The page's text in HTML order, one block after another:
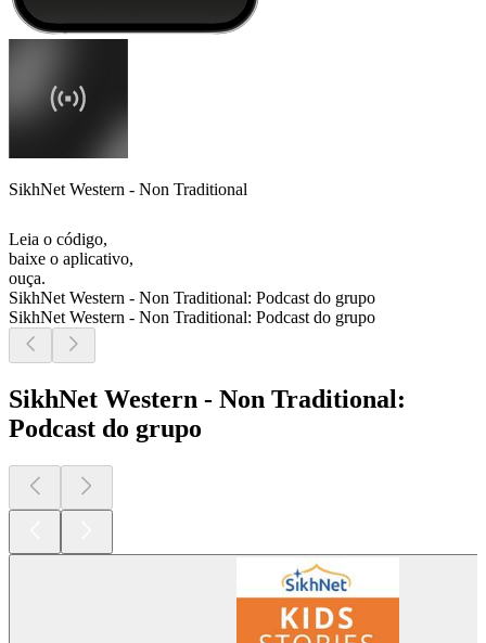
SikhNet Western - Non Traditional
Leia o código,
baixe o aplicativo,
ouça.
SikhNet Western - Non Traditional: Podcast do grupo
SikhNet Western - Non Traditional: Podcast do grupo
SikhNet Western - Non Traditional:
Podcast do grupo